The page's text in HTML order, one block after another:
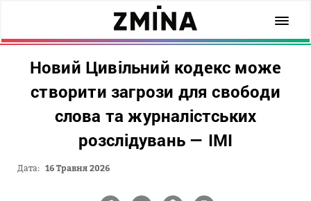
Новий Цивільний кодекс може
створити загрози для свободи
слова та журналістських
розслідувань — ІМІ
Дата: 16 Травня 2026